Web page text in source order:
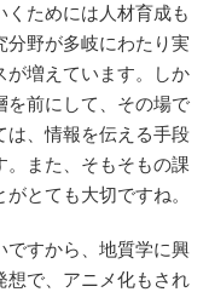
ためには人材育成も
分野が多岐にわたり実
が増えています。しか
を前にして、その場で
は、情報を伝える手段
。また、そもそもの課
とても大切ですね。
ですから、地質学に興
想で、アニメ化もされ